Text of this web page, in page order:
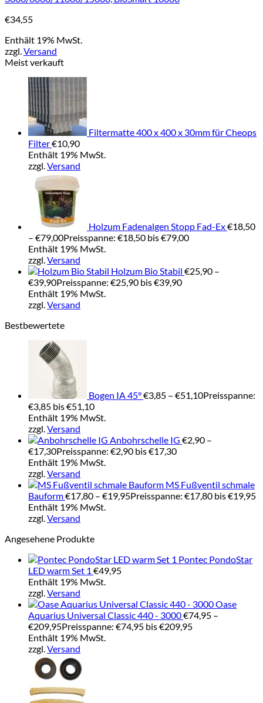
€34,55
Enthält 19% MwSt.
zzgl.Versand
Meist verkauft
Filtermatte 400 x 400 x 30mm für Cheops
Filter€10,90
Enthält 19% MwSt.
zzgl.Versand
Holzum Fadenalgen Stopp Fad-Ex€18,50
– €79,00Preisspanne: €18,50 bis €79,00
Enthält 19% MwSt.
zzgl.Versand
Holzum Bio Stabil €25,90 –
€39,90Preisspanne: €25,90 bis €39,90
Enthält 19% MwSt.
zzgl.Versand
Bestbewertete
Bogen IA 45°€3,85 – €51,10Preisspanne:
€3,85 bis €51,10
Enthält 19% MwSt.
zzgl.Versand
Anbohrschelle IG €2,90 –
€17,30Preisspanne: €2,90 bis €17,30
Enthält 19% MwSt.
zzgl.Versand
MS Fußventil schmale
Bauform€17,80 – €19,95Preisspanne: €17,80 bis €19,95
Enthält 19% MwSt.
zzgl.Versand
Angesehene Produkte
Pontec PondoStar
LED warm Set 1 €49,95
Enthält 19% MwSt.
zzgl.Versand
Oase
Aquarius Universal Classic 440 - 3000€74,95 –
€209,95Preisspanne: €74,95 bis €209,95
Enthält 19% MwSt.
zzgl.Versand